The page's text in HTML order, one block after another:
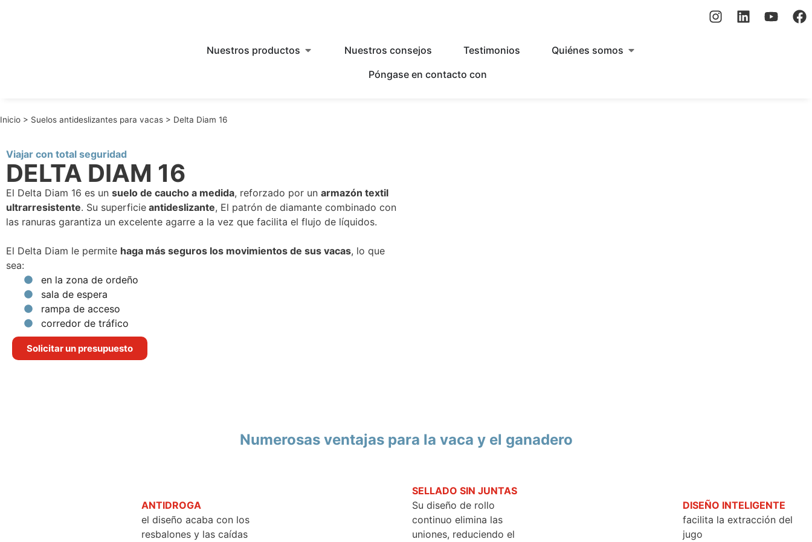
Nuestros productos Nuestros consejos Testimonios
Quiénes somos
Póngase en contacto con
Inicio > Suelos antideslizantes para vacas > Delta Diam 16
Viajar con total seguridad
DELTA DIAM 16
El Delta Diam 16 es un suelo de caucho a medida, reforzado por un armazón textil
ultrarresistente. Su superficie antideslizante, El patrón de diamante combinado con
las ranuras garantiza un excelente agarre a la vez que facilita el flujo de líquidos.
El Delta Diam le permite haga más seguros los movimientos de sus vacas, lo que
sea:
en la zona de ordeño
sala de espera
rampa de acceso
corredor de tráfico
Solicitar un presupuesto
Numerosas ventajas para la vaca y el ganadero
ANTIDROGA
el diseño acaba con los
resbalones y las caídas
SELLADO SIN JUNTAS
Su diseño de rollo
continuo elimina las
uniones, reduciendo el
DISEÑO INTELIGENTE
facilita la extracción del
jugo